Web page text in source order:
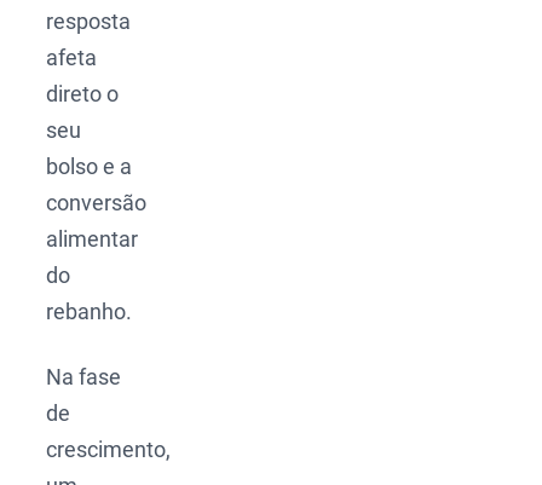
resposta
afeta
direto o
seu
bolso e a
conversão
alimentar
do
rebanho.
Na fase
de
crescimento,